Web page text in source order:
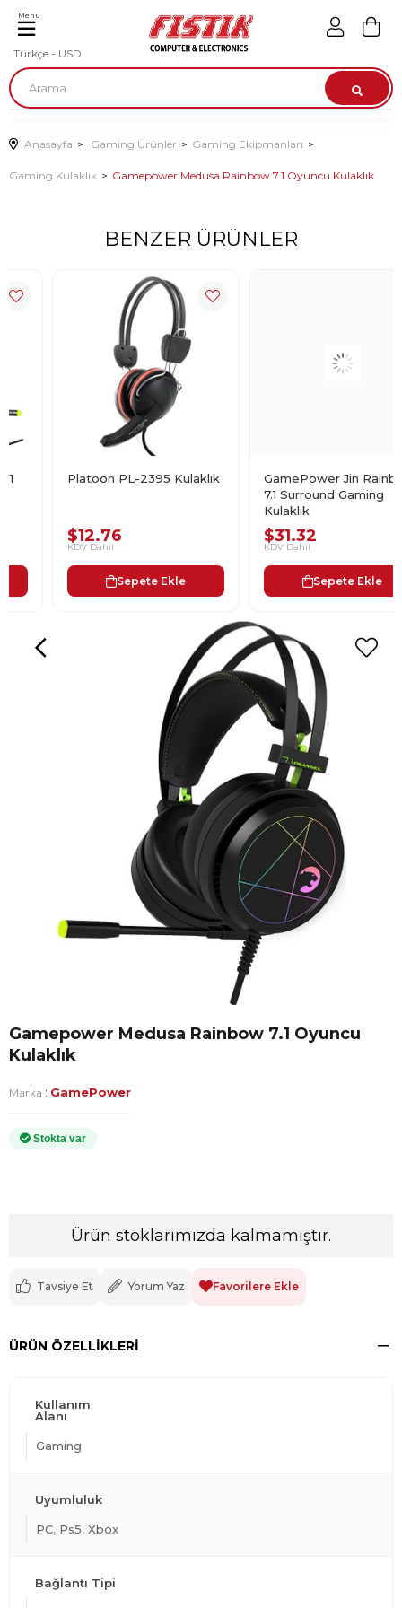
Türkçe - USD
Menu
Anasayfa Gaming Ürünler Gaming Ekipmanları
Gaming Kulaklık Gamepower Medusa Rainbow 7.1 Oyuncu Kulaklık
BENZER ÜRÜNLER
Platoon PL-2395 Kulaklık
$12.76
KDV Dahil
Sepete Ekle
GamePower Jin Rainbow
7.1 Surround Gaming
Kulaklık
$31.32
KDV Dahil
Sepete Ekle
Gamepower Medusa Rainbow 7.1 Oyuncu
Kulaklık
Marka : GamePower
Ürün stoklarımızda kalmamıştır.
Tavsiye Et Yorum Yaz Favorilere Ekle
ÜRÜN ÖZELLIKLERI
Kullanım
Alanı
Gaming
Uyumluluk
PC Ps5 Xbox
Bağlantı Tipi